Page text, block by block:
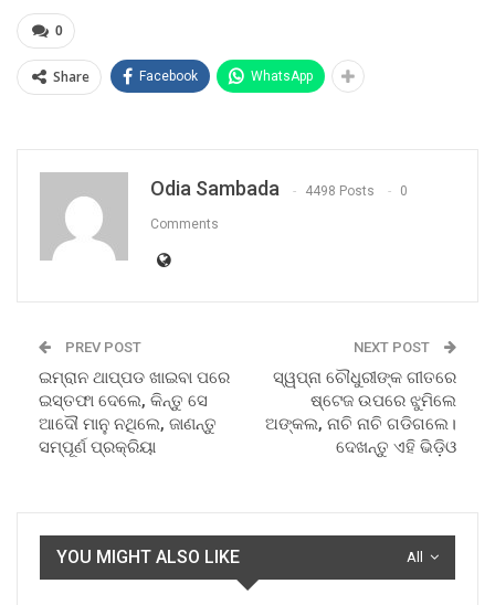
0
Share Facebook WhatsApp
Odia Sambada 4498 Posts 0
Comments
PREV POST
ଇମ୍ରାନ ଥାପ୍ପଡ ଖାଇବା ପରେ
ଇସ୍ତଫା ଦେଲେ, କିନ୍ତୁ ସେ
ଆଦୌ ମାନୁ ନଥିଲେ, ଜାଣନ୍ତୁ
ସମ୍ପୂର୍ଣ ପ୍ରକ୍ରିୟା
NEXT POST
ସ୍ୱପ୍ନା ଚୌଧୁରୀଙ୍କ ଗୀତରେ
ଷ୍ଟେଜ ଉପରେ ଝୁମିଲେ
ଅଙ୍କଲ, ନାଚି ନାଚି ଗଡିଗଲେ।
ଦେଖନ୍ତୁ ଏହି ଭିଡ଼ିଓ
All
YOU MIGHT ALSO LIKE